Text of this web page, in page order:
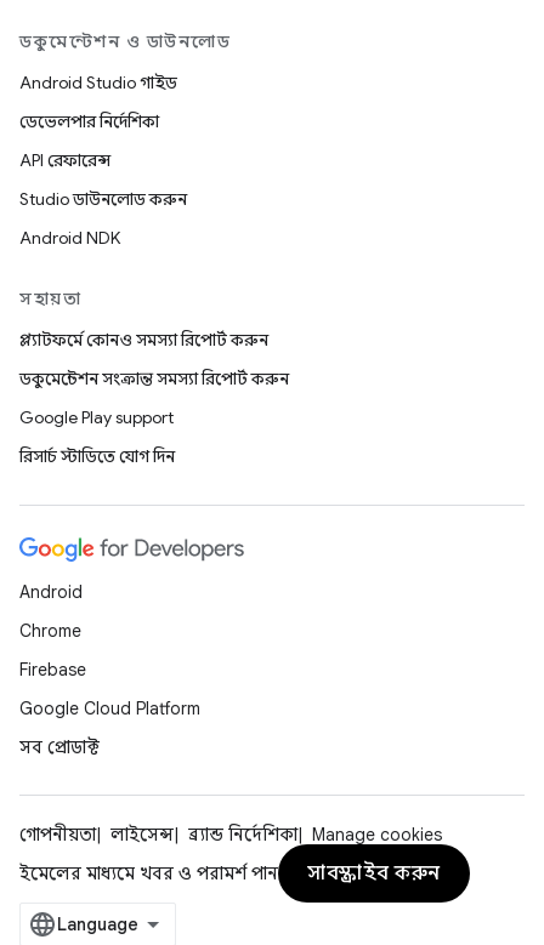
ডকুমেন্টেশন ও ডাউনলোড
Android Studio গাইড
ডেভেলপার নির্দেশিকা
API রেফারেন্স
Studio ডাউনলোড করুন
Android NDK
সহায়তা
প্ল্যাটফর্মে কোনও সমস্যা রিপোর্ট করুন
ডকুমেন্টেশন সংক্রান্ত সমস্যা রিপোর্ট করুন
Google Play support
রিসার্চ স্টাডিতে যোগ দিন
Android
Chrome
Firebase
Google Cloud Platform
সব প্রোডাক্ট
গোপনীয়তা লাইসেন্স ব্র্যান্ড নির্দেশিকা
Manage cookies
ইমেলের মাধ্যমে খবর ও পরামর্শ পান
সাবস্ক্রাইব করুন